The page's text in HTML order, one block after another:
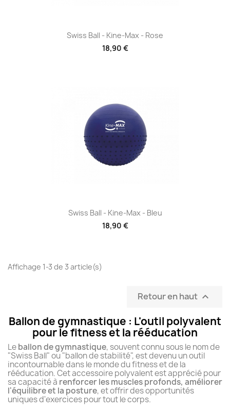
Swiss Ball - Kine-Max - Rose
18,90 €
Swiss Ball - Kine-Max - Bleu
18,90 €
Affichage 1-3 de 3 article(s)
Retour en haut 
Ballon de gymnastique : L'outil polyvalent
pour le fitness et la rééducation
Leballon de gymnastique, souvent connu sous le nom de
"Swiss Ball" ou "ballon de stabilité", est devenu un outil
incontournable dans le monde du fitness et de la
rééducation. Cet accessoire polyvalent est apprécié pour
sa capacité à renforcer les muscles profonds, améliorer
l'équilibre et la posture, et offrir des opportunités
uniques d'exercices pour tout le corps.